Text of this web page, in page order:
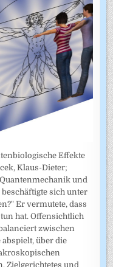
Effekte
Klaus-Dieter;
und
sich unter
Er vermutete, dass
hat. Offensichtlich
zwischen
abspielt, über die
Zielgerichtetes und